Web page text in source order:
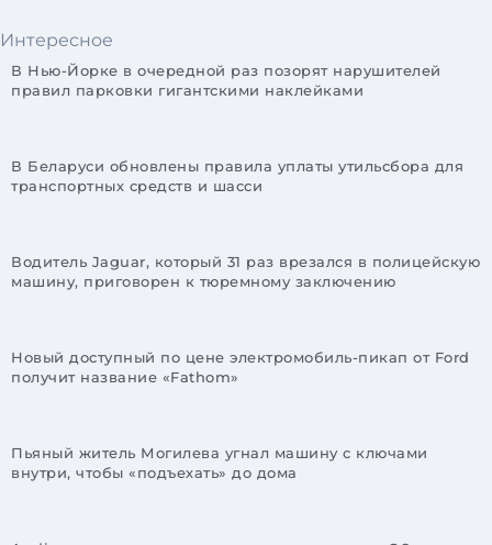
Интересное
В Нью-Йорке в очередной раз позорят нарушителей
правил парковки гигантскими наклейками
В Беларуси обновлены правила уплаты утильсбора для
транспортных средств и шасси
Водитель Jaguar, который 31 раз врезался в полицейскую
машину, приговорен к тюремному заключению
Новый доступный по цене электромобиль-пикап от Ford
получит название «Fathom»
Пьяный житель Могилева угнал машину с ключами
внутри, чтобы «подъехать» до дома